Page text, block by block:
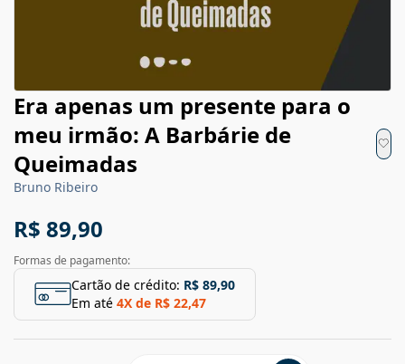
Era apenas um presente para o
meu irmão: A Barbárie de
Queimadas
Bruno Ribeiro
R$ 89,90
Formas de pagamento:
Cartão de crédito: R$ 89,90
Em até 4X de R$ 22,47